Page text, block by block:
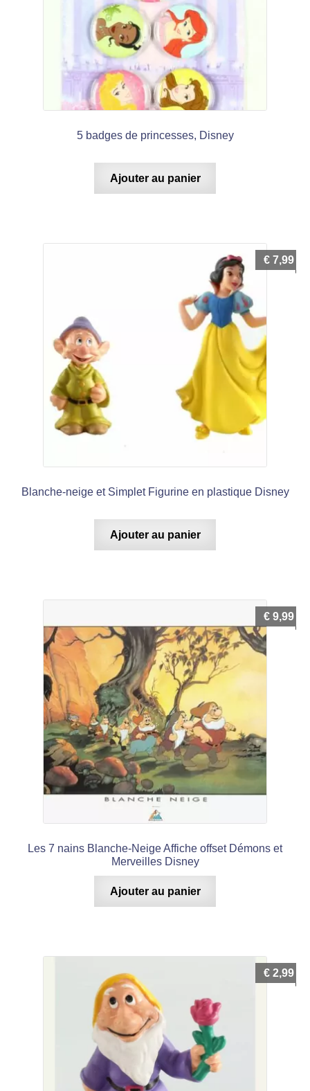
5 badges de princesses, Disney
Ajouter au panier
Blanche-neige et Simplet Figurine en plastique Disney
€ 7,99
Ajouter au panier
Les 7 nains Blanche-Neige Affiche offset Démons et
Merveilles Disney
€ 9,99
Ajouter au panier
€ 2,99